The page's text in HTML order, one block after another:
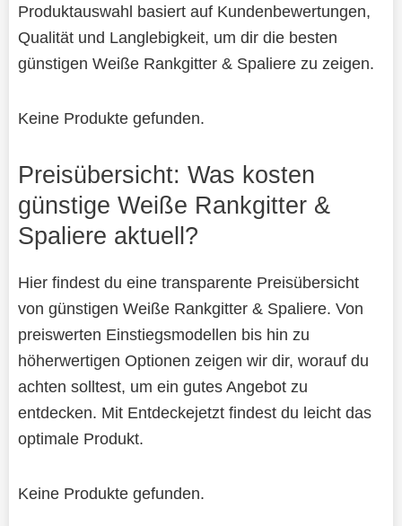
Produktauswahl basiert auf Kundenbewertungen,
Qualität und Langlebigkeit, um dir die besten
günstigen Weiße Rankgitter & Spaliere zu zeigen.
Keine Produkte gefunden.
Preisübersicht: Was kosten
günstige Weiße Rankgitter &
Spaliere aktuell?
Hier findest du eine transparente Preisübersicht
von günstigen Weiße Rankgitter & Spaliere. Von
preiswerten Einstiegsmodellen bis hin zu
höherwertigen Optionen zeigen wir dir, worauf du
achten solltest, um ein gutes Angebot zu
entdecken. Mit Entdeckejetzt findest du leicht das
optimale Produkt.
Keine Produkte gefunden.